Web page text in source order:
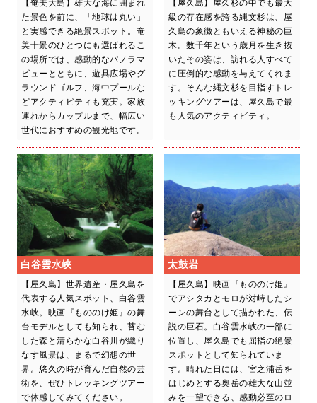
【奄美大島】雄大な海に囲まれ
た景色を前に、「地球は丸い」
と実感できる絶景スポット。奄
美十景のひとつにも選ばれるこ
の場所では、感動的なパノラマ
ビューとともに、遊具広場やグ
ラウンドゴルフ、海中プールな
どアクティビティも充実。家族
連れからカップルまで、幅広い
世代におすすめの観光地です。
【屋久島】屋久杉の中でも最大
級の存在感を誇る縄文杉は、屋
久島の象徴ともいえる神秘の巨
木。数千年という歳月を生き抜
いたその姿は、訪れる人すべて
に圧倒的な感動を与えてくれま
す。そんな縄文杉を目指すトレ
ッキングツアーは、屋久島で最
も人気のアクティビティ。
白谷雲水峡
【屋久島】世界遺産・屋久島を
代表する人気スポット、白谷雲
水峡。映画『もののけ姫』の舞
台モデルとしても知られ、苔む
した森と清らかな白谷川が織り
なす風景は、まるで幻想の世
界。悠久の時が育んだ自然の芸
術を、ぜひトレッキングツアー
で体感してみてください。
太鼓岩
【屋久島】映画『もののけ姫』
でアシタカとモロが対峙したシ
ーンの舞台として描かれた、伝
説の巨石。白谷雲水峡の一部に
位置し、屋久島でも屈指の絶景
スポットとして知られていま
す。晴れた日には、宮之浦岳を
はじめとする奥岳の雄大な山並
みを一望できる、感動必至のロ